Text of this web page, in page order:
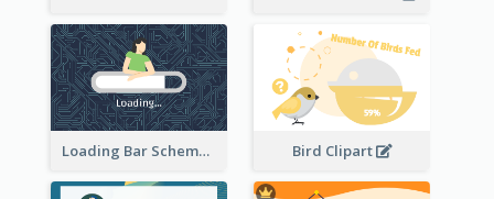
Loading Bar Schematic Diagram Bird Clipart